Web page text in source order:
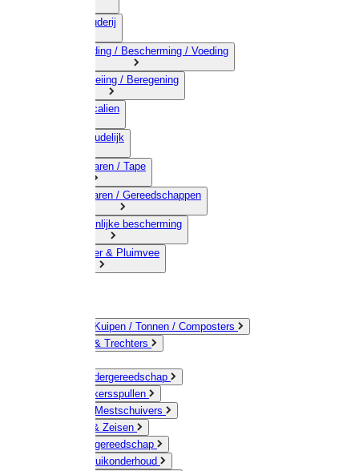
04) Veehouderij
05) Bestrijding / Bescherming / Voeding
06) Besproeiing / Beregening
07) Chemicalien
08) Huishoudelijk
09) Touwwaren / Tape
10) IJzerwaren / Gereedschappen
11) Persoonlijke bescherming
12) Kleindier & Pluimvee
Emmers / Kuipen / Tonnen / Composters
Jerrycans & Trechters
Hand-/ Kindergereedschap
Stratenmakersspullen
Sneeuw- / Mestschuivers
Baggeren & Zeisen
Elektrisch gereedschap
Boom / Struikonderhoud